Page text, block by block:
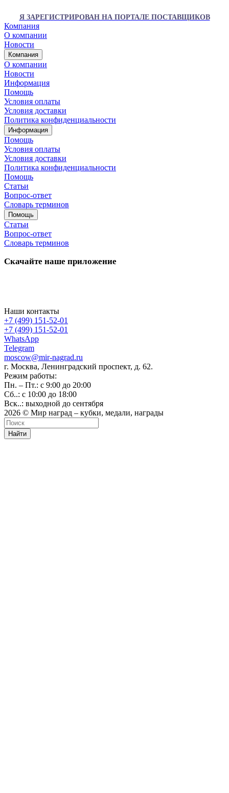
Я ЗАРЕГИСТРИРОВАН НА ПОРТАЛЕ ПОСТАВЩИКОВ
Компания
О компании
Новости
Компания
О компании
Новости
Информация
Помощь
Условия оплаты
Условия доставки
Политика конфиденциальности
Информация
Помощь
Условия оплаты
Условия доставки
Политика конфиденциальности
Помощь
Статьи
Вопрос-ответ
Словарь терминов
Помощь
Статьи
Вопрос-ответ
Словарь терминов
Скачайте наше приложение
Наши контакты
+7 (499) 151-52-01
+7 (499) 151-52-01
WhatsApp
Telegram
moscow@mir-nagrad.ru
г. Москва, Ленинградский проспект, д. 62.
Режим работы:
Пн. – Пт.: с 9:00 до 20:00
Сб..: с 10:00 до 18:00
Вск..: выходной до сентября
2026 © Мир наград – кубки, медали, награды
Найти